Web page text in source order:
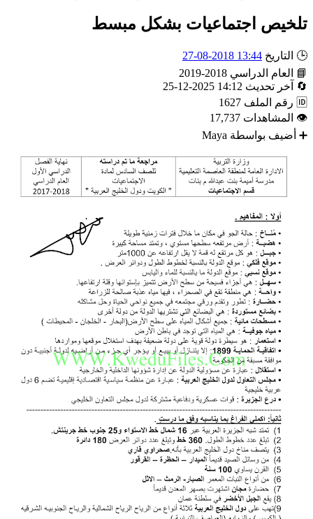
اجتماعيات بشكل مبسط
التاريخ 13:44 2018-08-27
العام الدراسي 2018-2019
آخر تحديث 14:12 2025-12-25
رقم الملف 1627
المشاهدات 17,737
أضيف بواسطة Maya